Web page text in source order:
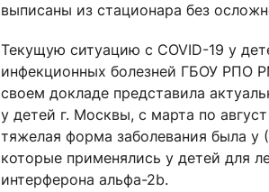
выписаны из стационара без
Текущую ситуацию с COVID-19 у
инфекционных болезней ГБОУ РПО
своем докладе представила
у детей г. Москвы, с марта по
тяжелая форма заболевания была у
которые применялись у детей для
интерферона альфа-2b.